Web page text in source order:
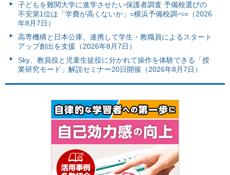
子どもを難関大学に進学させたい保護者調査 予備校選びの
不安第1位は「学費が高くないか」=横浜予備校調べ=（2026
年8月7日）
高専機構と日本公庫、連携して学生・教職員によるスタート
アップ創出を支援（2026年8月7日）
Sky、教員役と児童生徒役に分かれて操作を体験できる「授
業研究モード」解説セミナー20日開催（2026年8月7日）